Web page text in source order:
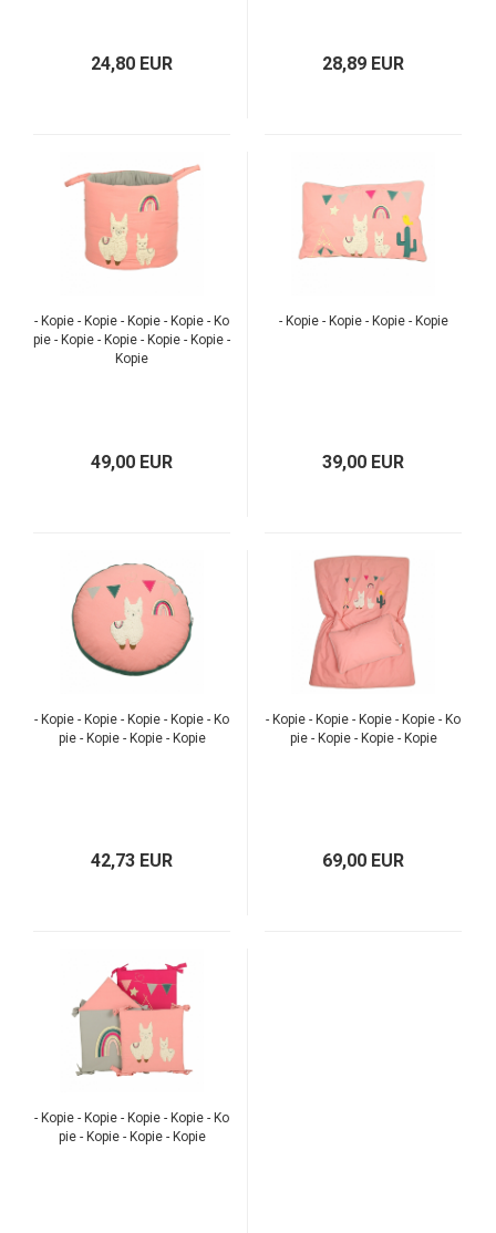
24,80 EUR 28,89 EUR
- Kopie - Kopie - Kopie - Kopie - Ko
pie - Kopie - Kopie - Kopie - Kopie -
Kopie
49,00 EUR
- Kopie - Kopie - Kopie - Kopie
39,00 EUR
- Kopie - Kopie - Kopie - Kopie - Ko
pie - Kopie - Kopie - Kopie
42,73 EUR
- Kopie - Kopie - Kopie - Kopie - Ko
pie - Kopie - Kopie - Kopie
69,00 EUR
- Kopie - Kopie - Kopie - Kopie - Ko
pie - Kopie - Kopie - Kopie